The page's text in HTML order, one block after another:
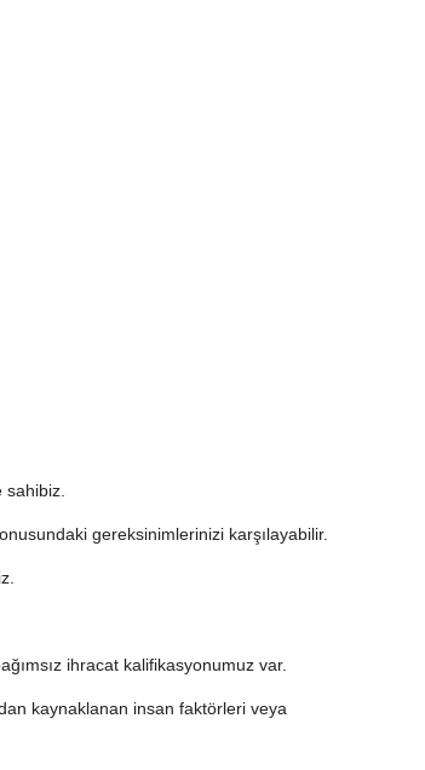
gereksinimlerinizi karşılayabilir.
ihracat kalifikasyonumuz var.
kaynaklanan insan faktörleri veya